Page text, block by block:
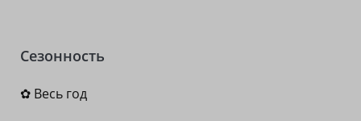
Сезонность
✿ Весь год